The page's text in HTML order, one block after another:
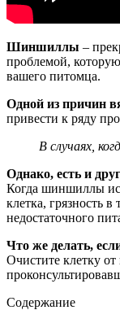
Шиншиллы –
проблемой,
вашего питомца.
Одной из причин
привести к ряду
В случаях,
Однако, есть и
Когда шиншиллы
клетка, грязность
недостаточного
Что же делать,
Очистите клетку
Содержание